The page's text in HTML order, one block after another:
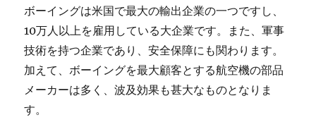
ボーイングは米国で最大の輸出企業の一つですし、
10万人以上を雇用している大企業です。また、軍事
技術を持つ企業であり、安全保障にも関わります。
加えて、ボーイングを最大顧客とする航空機の部品
メーカーは多く、波及効果も甚大なものとなりま
す。